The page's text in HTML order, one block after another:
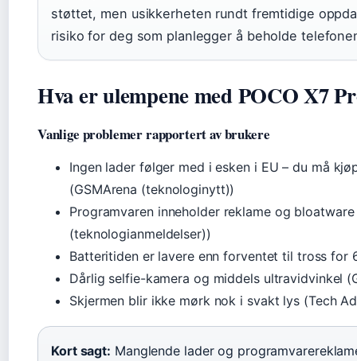
støttet, men usikkerheten rundt fremtidige
risiko for deg som planlegger å beholde
Hva er ulempene med POCO X7
Vanlige problemer rapportert av brukere
Ingen lader følger med i esken i EU – du må
(GSMArena (teknologinytt))
Programvaren inneholder reklame og
(teknologianmeldelser))
Batteritiden er lavere enn forventet til tross for
Dårlig selfie-kamera og middels ultravidvinkel
Skjermen blir ikke mørk nok i svakt lys (Tech
Kort sagt: Manglende lader og